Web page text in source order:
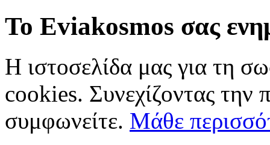
Το Eviakosmos σας
Η ιστοσελίδα μας για τη
cookies. Συνεχίζοντας την
συμφωνείτε. Μάθε